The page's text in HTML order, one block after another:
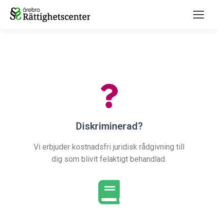
Diskriminerad?
Vi erbjuder kostnadsfri juridisk rådgivning till
dig som blivit felaktigt behandlad.